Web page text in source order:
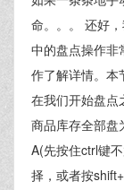
命。。。 还好
中的盘点操作非
作了解详情。本
在我们开始盘点
商品库存全部盘
A(先按住ctrl键
择，或者按